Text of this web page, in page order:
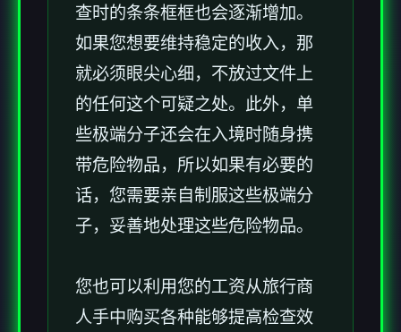
查时的条条框框也会逐渐增加。
如果您想要维持稳定的收入，那
就必须眼尖心细，不放过文件上
的任何这个可疑之处。此外，单
些极端分子还会在入境时随身携
带危险物品，所以如果有必要的
话，您需要亲自制服这些极端分
子，妥善地处理这些危险物品。
您也可以利用您的工资从旅行商
人手中购买各种能够提高检查效